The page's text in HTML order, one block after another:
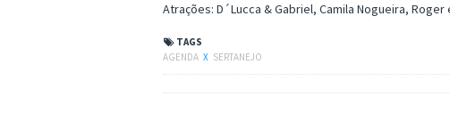
Atrações: D´Lucca & Gabriel, Camila Nogueira,
TAGS
AGENDA X SERTANEJO